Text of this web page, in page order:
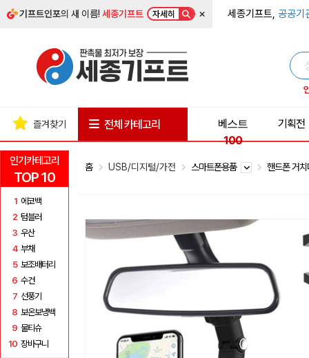
기프트인포의 새 이름!세종기프트 자세히 × 세종기프트, 공공기
인기카테고리
TOP 10
1 에코백
2 텀블러
3 우산
4 부채
5 보조배터리
6 수건
7 선풍기
8 보온보냉백
9 물티슈
10 장바구니
즐겨찾기 전체 카테고리
베스트
100
기획전
홈 USB/디지털/가전 스마트폰용품 핸드폰 거